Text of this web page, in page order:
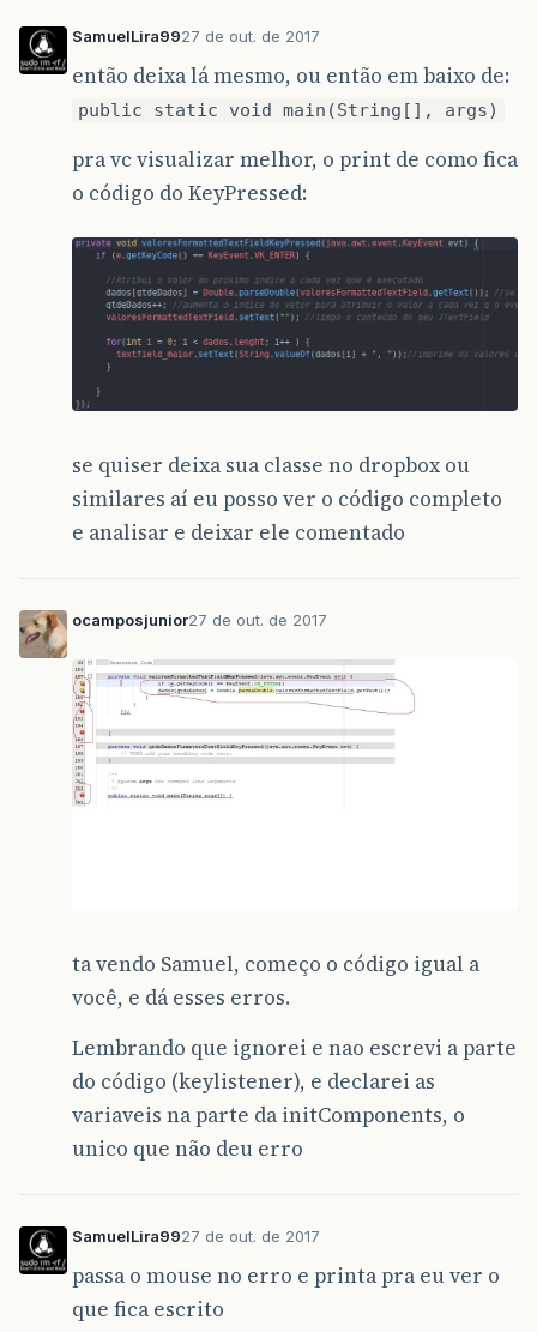
SamuelLira9927 de out. de 2017
então deixa lá mesmo, ou então em baixo de:
public static void main(String[], args)
pra vc visualizar melhor, o print de como fica
o código do KeyPressed:
se quiser deixa sua classe no dropbox ou
similares aí eu posso ver o código completo
e analisar e deixar ele comentado
ocamposjunior27 de out. de 2017
ta vendo Samuel, começo o código igual a
você, e dá esses erros.
Lembrando que ignorei e nao escrevi a parte
do código (keylistener), e declarei as
variaveis na parte da initComponents, o
unico que não deu erro
SamuelLira9927 de out. de 2017
passa o mouse no erro e printa pra eu ver o
que fica escrito